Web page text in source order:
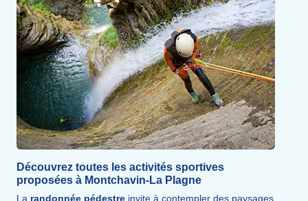
Découvrez toutes les activités sportives
proposées à Montchavin-La Plagne
La randonnée pédestre invite à contempler des paysages